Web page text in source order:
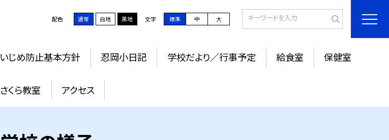
配色 通常 白地 黒地 文字 標準 中 大
いじめ防止基本方針 忍岡小日記 学校だより／行事予定 給食室 保健室
さくら教室 アクセス